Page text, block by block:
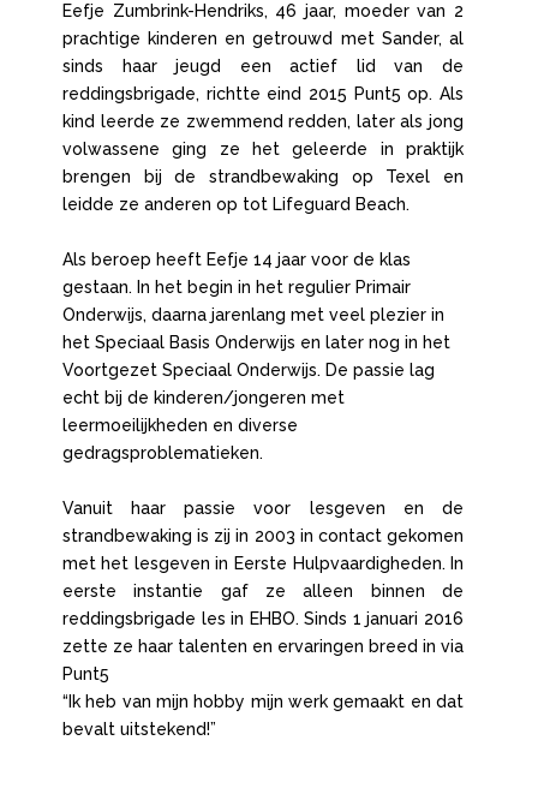
Eefje Zumbrink-Hendriks, 46 jaar, moeder van 2
prachtige kinderen en getrouwd met Sander, al
sinds haar jeugd een actief lid van de
reddingsbrigade, richtte eind 2015 Punt5 op. Als
kind leerde ze zwemmend redden, later als jong
volwassene ging ze het geleerde in praktijk
brengen bij de strandbewaking op Texel en
leidde ze anderen op tot Lifeguard Beach.
Als beroep heeft Eefje 14 jaar voor de klas
gestaan. In het begin in het regulier Primair
Onderwijs, daarna jarenlang met veel plezier in
het Speciaal Basis Onderwijs en later nog in het
Voortgezet Speciaal Onderwijs. De passie lag
echt bij de kinderen/jongeren met
leermoeilijkheden en diverse
gedragsproblematieken.
Vanuit haar passie voor lesgeven en de
strandbewaking is zij in 2003 in contact gekomen
met het lesgeven in Eerste Hulpvaardigheden. In
eerste instantie gaf ze alleen binnen de
reddingsbrigade les in EHBO. Sinds 1 januari 2016
zette ze haar talenten en ervaringen breed in via
Punt5
“Ik heb van mijn hobby mijn werk gemaakt en dat
bevalt uitstekend!”